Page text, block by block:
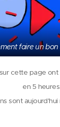
faire un bon
cette page
en 5 heures.
sont